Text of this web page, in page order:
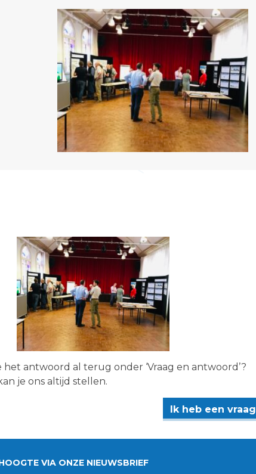
het antwoord al terug onder ‘Vraag en antwoord’?
je ons altijd stellen.
Ik heb een vraag
VIA ONZE NIEUWSBRIEF